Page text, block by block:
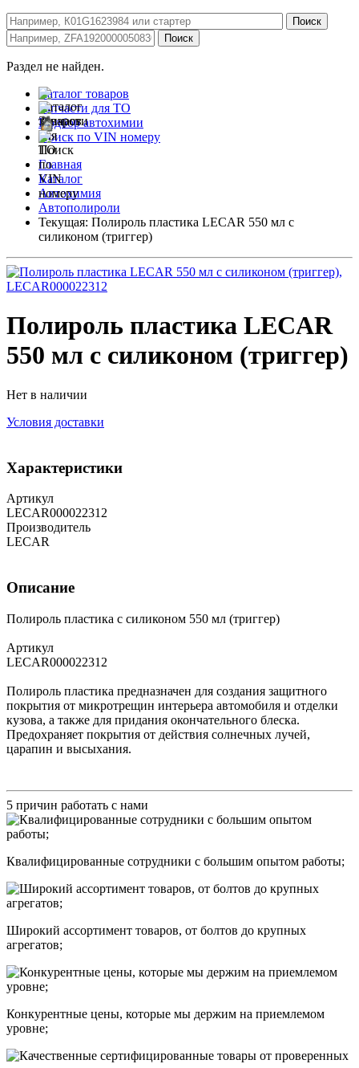
Раздел не найден.
Каталог товаров
Запчасти для ТО
Подбор автохимии
Поиск по VIN номеру
Главная
Каталог
Автохимия
Автополироли
Текущая: Полироль пластика LECAR 550 мл с
силиконом (триггер)
Полироль пластика LECAR
550 мл с силиконом (триггер)
Нет в наличии
Условия доставки
Характеристики
Артикул
LECAR000022312
Производитель
LECAR
Описание
Полироль пластика с силиконом 550 мл (триггер)
Артикул
LECAR000022312
Полироль пластика предназначен для создания защитного
покрытия от микротрещин интерьера автомобиля и отделки
кузова, а также для придания окончательного блеска.
Предохраняет покрытия от действия солнечных лучей,
царапин и высыхания.
5 причин работать с нами
Квалифицированные сотрудники с большим опытом работы;
Широкий ассортимент товаров, от болтов до крупных
агрегатов;
Конкурентные цены, которые мы держим на приемлемом
уровне;